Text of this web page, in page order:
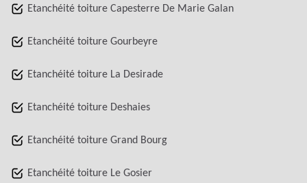
Etanchéité toiture Capesterre De Marie Galan
Etanchéité toiture Gourbeyre
Etanchéité toiture La Desirade
Etanchéité toiture Deshaies
Etanchéité toiture Grand Bourg
Etanchéité toiture Le Gosier